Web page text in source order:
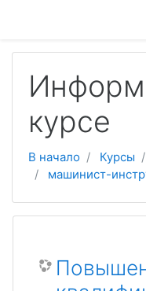
курсе
В начало Курсы
машинист-